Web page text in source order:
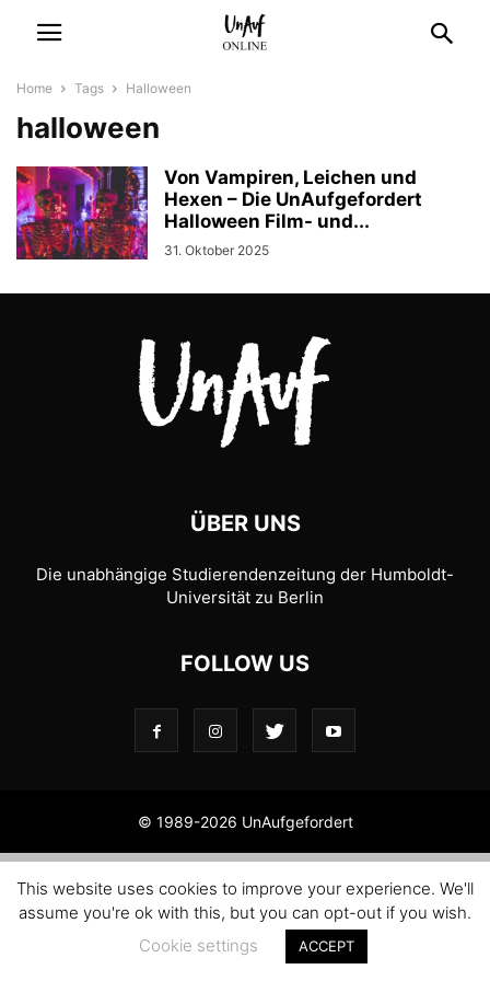
Home Tags Halloween
halloween
Von Vampiren, Leichen und
Hexen – Die UnAufgefordert
Halloween Film- und...
31. Oktober 2025
ÜBER UNS
Die unabhängige Studierendenzeitung der Humboldt-
Universität zu Berlin
FOLLOW US
© 1989-2026 UnAufgefordert
This website uses cookies to improve your experience. We'll
assume you're ok with this, but you can opt-out if you wish.
Cookie settings
ACCEPT